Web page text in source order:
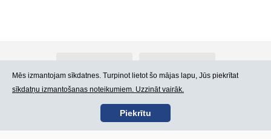
Kontakti Lietošanas noteikumi
Mēs izmantojam sīkdatnes. Turpinot lietot šo mājas lapu, Jūs piekrītat
sīkdatņu izmantošanas noteikumiem. Uzzināt vairāk.
Piekrītu